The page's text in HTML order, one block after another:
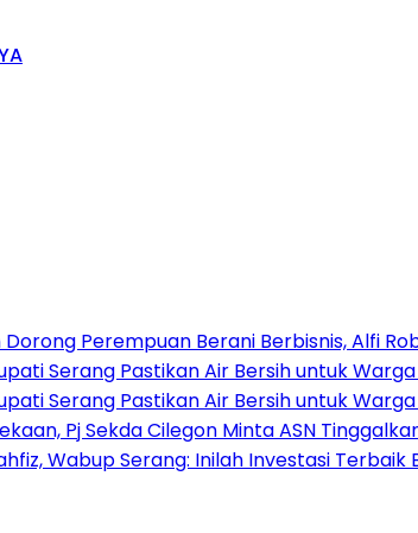
Dorong Perempuan Berani Berbisnis, Alfi
Serang Pastikan Air Bersih untuk
Serang Pastikan Air Bersih untuk
Pj Sekda Cilegon Minta ASN
Wabup Serang: Inilah Investasi Terbaik